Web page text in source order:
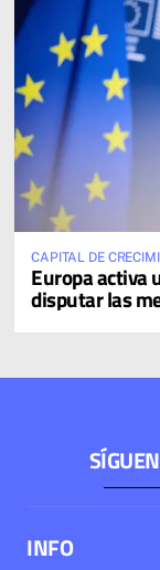
CAPITAL DE
Europa activa
disputar las
INFO